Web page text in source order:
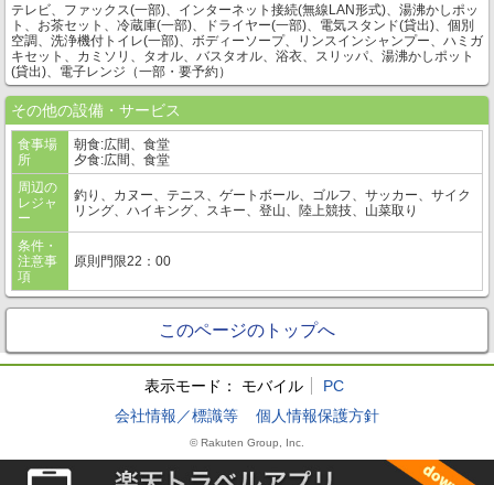
テレビ、ファックス(一部)、インターネット接続(無線LAN形式)、湯沸かしポッ
ト、お茶セット、冷蔵庫(一部)、ドライヤー(一部)、電気スタンド(貸出)、個別
空調、洗浄機付トイレ(一部)、ボディーソープ、リンスインシャンプー、ハミガ
キセット、カミソリ、タオル、バスタオル、浴衣、スリッパ、湯沸かしポット
(貸出)、電子レンジ（一部・要予約）
その他の設備・サービス
食事場
所
朝食:広間、食堂
夕食:広間、食堂
周辺の
レジャ
ー
釣り、カヌー、テニス、ゲートボール、ゴルフ、サッカー、サイク
リング、ハイキング、スキー、登山、陸上競技、山菜取り
条件・
注意事
項
原則門限22：00
このページのトップへ
表示モード： モバイル
PC
会社情報／標識等
個人情報保護方針
© Rakuten Group, Inc.